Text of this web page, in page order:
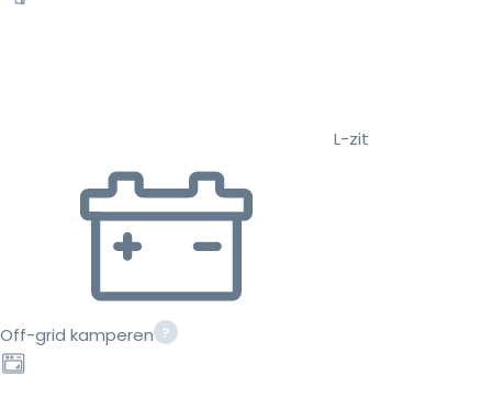
L-zit
Off-grid kamperen